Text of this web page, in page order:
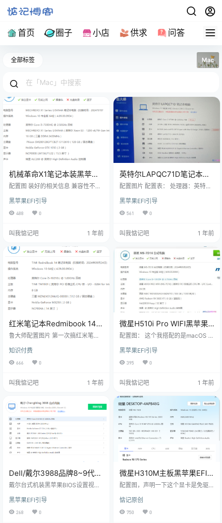
首页 圈子 小店 供求 问答 导航
全部标签 Mac
机械革命X1笔记本装黑苹果
EFI引导文件下载
配置图 装好的相关信息 兼容性不
黑苹果EFI引导
488 0
叫我惦记吧 1 年前
英特尔LAPQC71D笔记本电
脑黑苹果EFI文件
配置图片 配置表： 处理器：英特尔
行内存：24 GB (三星DDR4 2666M
Hz 16GB /金邦DDR4 2666MHz 8G
B/英特尔) ( 光线追踪) 主板：英特尔
器：京东方B…
黑苹果EFI引导
561 0
叫我惦记吧 1 年前
红米笔记本Redmibook 14增
强版I5-10210U黑苹果EFI引
鲁大师配置图片 第一次搞红米笔记
我搭配的系统是 macOS 14。 注
意：装黑苹果避开一些硬盘，不支
持的硬盘： 《《 点这里查看 》》
知识付费
666 0
叫我惦记吧 1 年前
微星H510i Pro WIFI黑苹果
EFI引导文件下载
配置图： 这个我搭配的是macOS V
试 注意：装黑苹果避开一些硬盘，
不支持的硬盘： 《《 点这里查
看 》》 资源下载
黑苹果EFI引导
395 0
叫我惦记吧 1 年前
Dell/戴尔3988品牌8~9代
intel处理器台式机装黑苹果
戴尔台式机装黑苹果BIOS设置视频
90.html 如果你的戴尔台式电脑配置
刚好跟我的一样或者差不多可以试
试文章下面我提供的efi引导文件！
黑苹果EFI引导
268 0
微星H310M主板黑苹果EFI
引导文件（i3-9100F+570显
配置图，声明一下这个显卡是免驱
鱼找人刷一下免驱BIOS！ 装好的
图，这个EFI文件，搭配macos Vent
ura13.6.4系统，其他的系统版本没
惦记原创
750 0